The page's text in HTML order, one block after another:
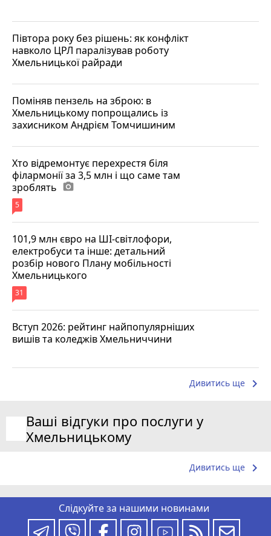
Півтора року без рішень: як конфлікт
навколо ЦРЛ паралізував роботу
Хмельницької райради
Поміняв пензель на зброю: в
Хмельницькому попрощались із
захисником Андрієм Томчишиним
Хто відремонтує перехрестя біля
філармонії за 3,5 млн і що саме там
зроблять photo_camera
5
101,9 млн євро на ШІ-світлофори,
електробуси та інше: детальний
розбір нового Плану мобільності
Хмельницького
31
Вступ 2026: рейтинг найпопулярніших
вишів та коледжів Хмельниччини
Дивитись ще keyboard_arrow_right
Ваші відгуки про послуги у
Хмельницькому
Дивитись ще keyboard_arrow_right
Слідкуйте за нашими новинами